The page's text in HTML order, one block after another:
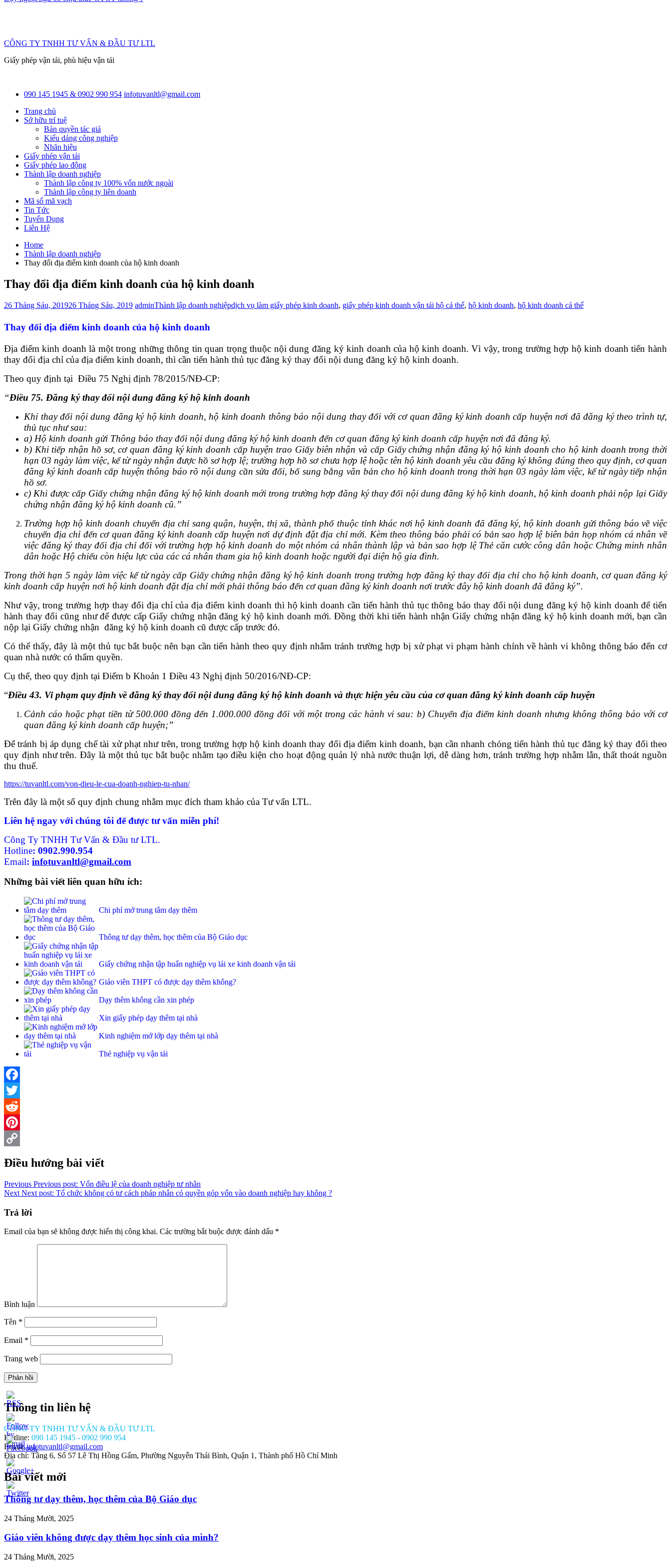
CÔNG TY TNHH TƯ VẤN & ĐẦU TƯ LTL
Giấy phép vận tải, phù hiệu vận tải
090 145 1945 & 0902 990 954 infotuvanltl@gmail.com
Trang chủ
Sở hữu trí tuệ
Bản quyền tác giả
Kiểu dáng công nghiệp
Nhãn hiệu
Giấy phép vận tải
Giấy phép lao động
Thành lập doanh nghiệp
Thành lập công ty 100% vốn nước ngoài
Thành lập công ty liên doanh
Mã số mã vạch
Tin Tức
Tuyển Dụng
Liên Hệ
Home
Thành lập doanh nghiệp
Thay đổi địa điểm kinh doanh của hộ kinh doanh
Thay đổi địa điểm kinh doanh của hộ kinh doanh
26 Tháng Sáu, 201926 Tháng Sáu, 2019 adminThành lập doanh nghiệpdịch vụ làm giấy phép kinh doanh, giấy phép kinh doanh vận tải hộ cá thể, hộ kinh doanh, hộ kinh doanh cá thể
Thay đổi địa điểm kinh doanh của hộ kinh doanh
Địa điểm kinh doanh là một trong những thông tin quan trọng thuộc nội dung đăng ký kinh doanh của hộ kinh doanh. Vì vậy, trong trường hợp hộ kinh doanh tiến hành
thay đổi địa chỉ của địa điểm kinh doanh, thì cần tiến hành thủ tục đăng ký thay đổi nội dung đăng ký hộ kinh doanh.
Theo quy định tại Điều 75 Nghị định 78/2015/NĐ-CP:
“Điều 75. Đăng ký thay đổi nội dung đăng ký hộ kinh doanh
Khi thay đổi nội dung đăng ký hộ kinh doanh, hộ kinh doanh thông báo nội dung thay đổi với cơ quan đăng ký kinh doanh cấp huyện nơi đã đăng ký theo trình tự,
thủ tục như sau:
a) Hộ kinh doanh gửi Thông báo thay đổi nội dung đăng ký hộ kinh doanh đến cơ quan đăng ký kinh doanh cấp huyện nơi đã đăng ký.
b) Khi tiếp nhận hồ sơ, cơ quan đăng ký kinh doanh cấp huyện trao Giấy biên nhận và cấp Giấy chứng nhận đăng ký hộ kinh doanh cho hộ kinh doanh trong thời
hạn 03 ngày làm việc, kể từ ngày nhận được hồ sơ hợp lệ; trường hợp hồ sơ chưa hợp lệ hoặc tên hộ kinh doanh yêu cầu đăng ký không đúng theo quy định, cơ quan
đăng ký kinh doanh cấp huyện thông báo rõ nội dung cần sửa đổi, bổ sung bằng văn bản cho hộ kinh doanh trong thời hạn 03 ngày làm việc, kể từ ngày tiếp nhận
hồ sơ.
c) Khi được cấp Giấy chứng nhận đăng ký hộ kinh doanh mới trong trường hợp đăng ký thay đổi nội dung đăng ký hộ kinh doanh, hộ kinh doanh phải nộp lại Giấy
chứng nhận đăng ký hộ kinh doanh cũ.”
Trường hợp hộ kinh doanh chuyển địa chỉ sang quận, huyện, thị xã, thành phố thuộc tỉnh khác nơi hộ kinh doanh đã đăng ký, hộ kinh doanh gửi thông báo về việc
chuyển địa chỉ đến cơ quan đăng ký kinh doanh cấp huyện nơi dự định đặt địa chỉ mới. Kèm theo thông báo phải có bản sao hợp lệ biên bản họp nhóm cá nhân về
việc đăng ký thay đổi địa chỉ đối với trường hợp hộ kinh doanh do một nhóm cá nhân thành lập và bản sao hợp lệ Thẻ căn cước công dân hoặc Chứng minh nhân
dân hoặc Hộ chiếu còn hiệu lực của các cá nhân tham gia hộ kinh doanh hoặc người đại diện hộ gia đình.
Trong thời hạn 5 ngày làm việc kể từ ngày cấp Giấy chứng nhận đăng ký hộ kinh doanh trong trường hợp đăng ký thay đổi địa chỉ cho hộ kinh doanh, cơ quan đăng ký
kinh doanh cấp huyện nơi hộ kinh doanh đặt địa chỉ mới phải thông báo đến cơ quan đăng ký kinh doanh nơi trước đây hộ kinh doanh đã đăng ký”.
Như vậy, trong trường hợp thay đổi địa chỉ của địa điểm kinh doanh thì hộ kinh doanh cần tiến hành thủ tục thông báo thay đổi nội dung đăng ký hộ kinh doanh để tiến
hành thay đổi cũng như để được cấp Giấy chứng nhận đăng ký hộ kinh doanh mới. Đồng thời khi tiến hành nhận Giấy chứng nhận đăng ký hộ kinh doanh mới, bạn cần
nộp lại Giấy chứng nhận đăng ký hộ kinh doanh cũ được cấp trước đó.
Có thể thấy, đây là một thủ tục bắt buộc nên bạn cần tiến hành theo quy định nhằm tránh trường hợp bị xử phạt vi phạm hành chính về hành vi không thông báo đến cơ
quan nhà nước có thẩm quyền.
Cụ thể, theo quy định tại Điểm b Khoản 1 Điều 43 Nghị định 50/2016/NĐ-CP:
“Điều 43. Vi phạm quy định về đăng ký thay đổi nội dung đăng ký hộ kinh doanh và thực hiện yêu cầu của cơ quan đăng ký kinh doanh cấp huyện
Cảnh cáo hoặc phạt tiền từ 500.000 đồng đến 1.000.000 đồng đối với một trong các hành vi sau: b) Chuyển địa điểm kinh doanh nhưng không thông báo với cơ
quan đăng ký kinh doanh cấp huyện;”
Để tránh bị áp dụng chế tài xử phạt như trên, trong trường hợp hộ kinh doanh thay đổi địa điểm kinh doanh, bạn cần nhanh chóng tiến hành thủ tục đăng ký thay đổi theo
quy định như trên. Đây là một thủ tục bắt buộc nhằm tạo điều kiện cho hoạt động quản lý nhà nước thuận lợi, dễ dàng hơn, tránh trường hợp nhẫm lẫn, thất thoát nguồn
thu thuế.
https://tuvanltl.com/von-dieu-le-cua-doanh-nghiep-tu-nhan/
Trên đây là một số quy định chung nhằm mục đích tham khảo của Tư vấn LTL.
Liên hệ ngay với chúng tôi để được tư vấn miễn phí!
Công Ty TNHH Tư Vấn & Đầu tư LTL.
Hotline: 0902.990.954
Email: infotuvanltl@gmail.com
Những bài viết liên quan hữu ích:
Chi phí mở trung tâm dạy thêm
Thông tư dạy thêm, học thêm của Bộ Giáo dục
Giấy chứng nhận tập huấn nghiệp vụ lái xe kinh doanh vận tải
Giáo viên THPT có được dạy thêm không?
Dạy thêm không cần xin phép
Xin giấy phép dạy thêm tại nhà
Kinh nghiệm mở lớp dạy thêm tại nhà
Thẻ nghiệp vụ vận tải
Facebook
Twitter
Reddit
Pinterest
Điều hướng bài viết
Previous Previous post: Vốn điều lệ của doanh nghiệp tư nhân
Next Next post: Tổ chức không có tư cách pháp nhân có quyền góp vốn vào doanh nghiệp hay không ?
Trả lời
Email của bạn sẽ không được hiển thị công khai. Các trường bắt buộc được đánh dấu *
Bình luận
Tên *
Email *
Trang web
thay-
Thông tin liên hệ
CÔNG TY TNHH TƯ VẤN & ĐẦU TƯ LTL
Hotline: 090 145 1945 - 0902 990 954
Email:infotuvanltl@gmail.com
Địa chỉ: Tầng 6, Số 57 Lê Thị Hồng Gấm, Phường Nguyễn Thái Bình, Quận 1, Thành phố Hồ Chí Minh
Bài viết mới
Thông tư dạy thêm, học thêm của Bộ Giáo dục
24 Tháng Mười, 2025
Giáo viên không được dạy thêm học sinh của mình?
24 Tháng Mười, 2025